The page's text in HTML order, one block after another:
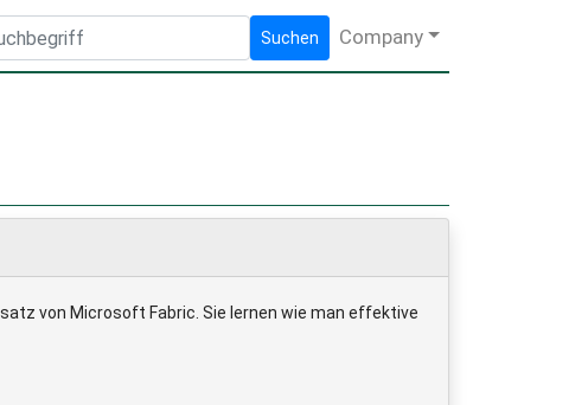
Suchen Company
von Microsoft Fabric. Sie lernen wie man effektive